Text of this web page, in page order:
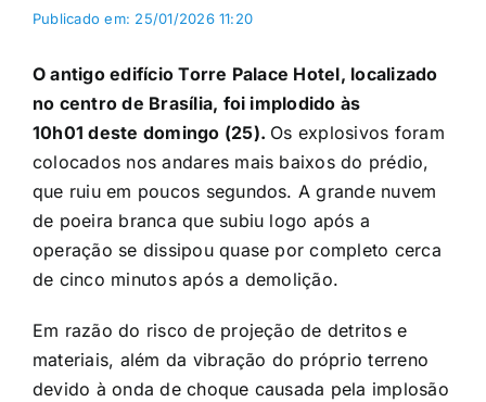
Publicado em: 25/01/2026 11:20
O antigo edifício Torre Palace Hotel, localizado
no centro de Brasília, foi implodido às
10h01 deste domingo (25). Os explosivos foram
colocados nos andares mais baixos do prédio,
que ruiu em poucos segundos. A grande nuvem
de poeira branca que subiu logo após a
operação se dissipou quase por completo cerca
de cinco minutos após a demolição.
Em razão do risco de projeção de detritos e
materiais, além da vibração do próprio terreno
devido à onda de choque causada pela implosão